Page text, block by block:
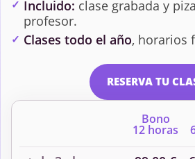
Incluido: clase grabada y
profesor.
Clases todo el año, horarios
RESERVA TU
Bono
12 horas